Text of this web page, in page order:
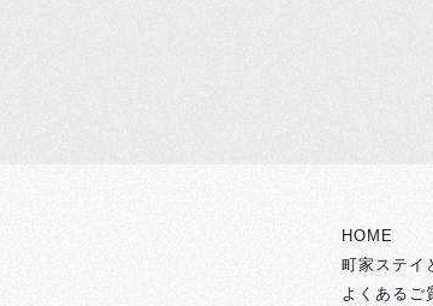
HOME
町家ステイ
よくあるご